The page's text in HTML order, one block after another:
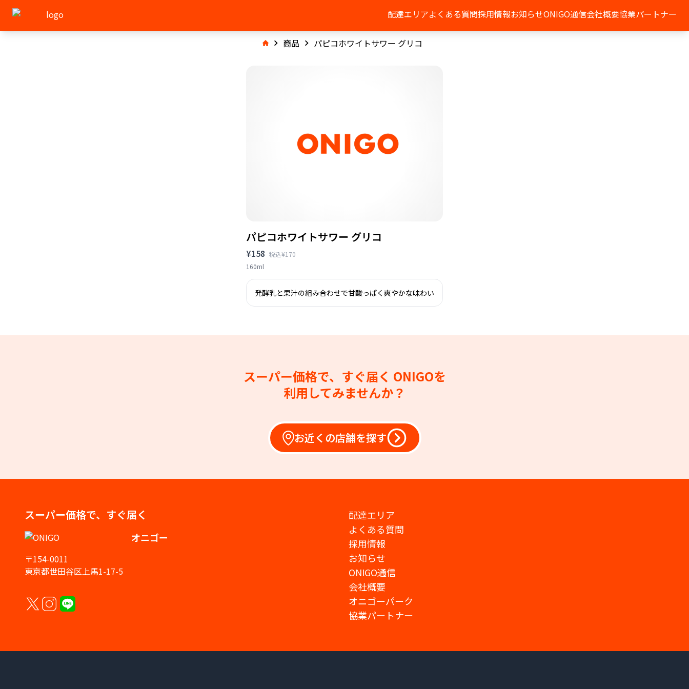
配達エリアよくある質問採用情報お知らせONIGO通信会社概要協業パートナー
商品 パピコホワイトサワー グリコ
パピコホワイトサワー グリコ
¥158 税込¥170
160ml
発酵乳と果汁の組み合わせで甘酸っぱく爽やかな味わい
スーパー価格で、すぐ届く ONIGOを
利用してみませんか？
お近くの店舗を探す
スーパー価格で、すぐ届く
オニゴー
〒154-0011
東京都世田谷区上馬1-17-5
配達エリア
よくある質問
採用情報
お知らせ
ONIGO通信
会社概要
オニゴーパーク
協業パートナー